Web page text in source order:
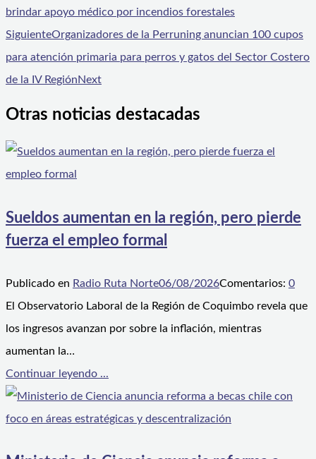
brindar apoyo médico por incendios forestales
SiguienteOrganizadores de la Perruning anuncian 100 cupos
para atención primaria para perros y gatos del Sector Costero
de la IV RegiónNext
Otras noticias destacadas
Sueldos aumentan en la región, pero pierde
fuerza el empleo formal
Publicado en Radio Ruta Norte06/08/2026Comentarios: 0
El Observatorio Laboral de la Región de Coquimbo revela que
los ingresos avanzan por sobre la inflación, mientras
aumentan la…
Continuar leyendo ...